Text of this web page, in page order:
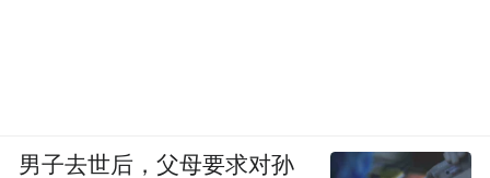
男子去世后，父母要求对孙